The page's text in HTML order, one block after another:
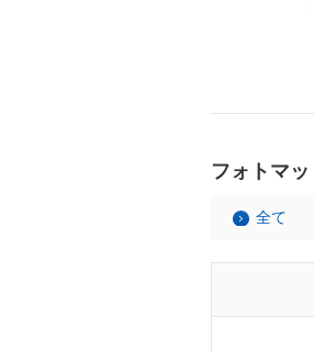
フォトマ
全て